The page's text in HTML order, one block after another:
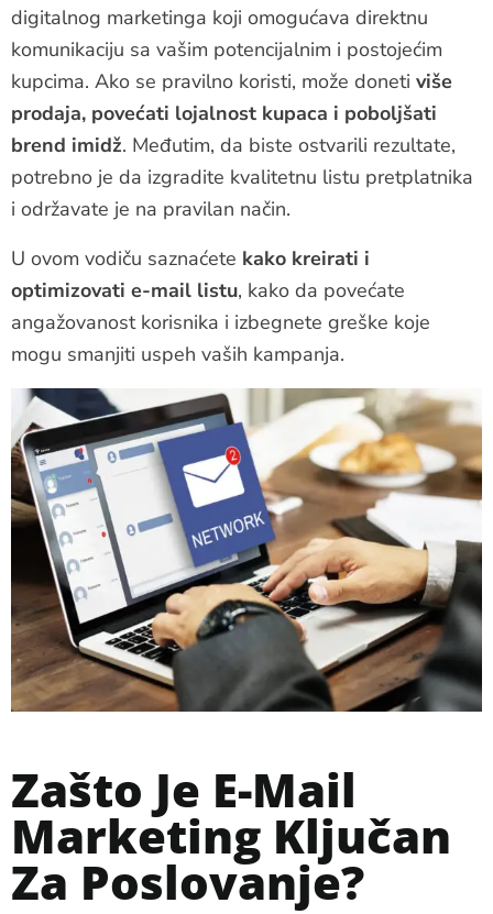
digitalnog marketinga koji omogućava direktnu
komunikaciju sa vašim potencijalnim i postojećim
kupcima. Ako se pravilno koristi, može doneti više
prodaja, povećati lojalnost kupaca i poboljšati
brend imidž. Međutim, da biste ostvarili rezultate,
potrebno je da izgradite kvalitetnu listu pretplatnika
i održavate je na pravilan način.
U ovom vodiču saznaćete kako kreirati i
optimizovati e-mail listu, kako da povećate
angažovanost korisnika i izbegnete greške koje
mogu smanjiti uspeh vaših kampanja.
Zašto Je E-Mail
Marketing Ključan
Za Poslovanje?